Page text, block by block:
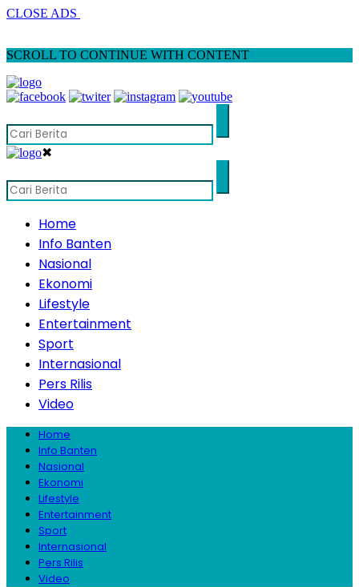
CLOSE ADS
SCROLL TO CONTINUE WITH CONTENT
✖
Home
Info Banten
Nasional
Ekonomi
Lifestyle
Entertainment
Sport
Internasional
Pers Rilis
Video
Home
Info Banten
Nasional
Ekonomi
Lifestyle
Entertainment
Sport
Internasional
Pers Rilis
Video